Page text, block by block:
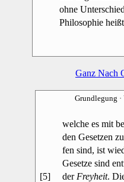
ohne
Philosophie
Ganz Nach
Grundlegung
welche es mit
den Gesetzen
fen sind, ist
Gesetze sind
[5]
der Freyheit.